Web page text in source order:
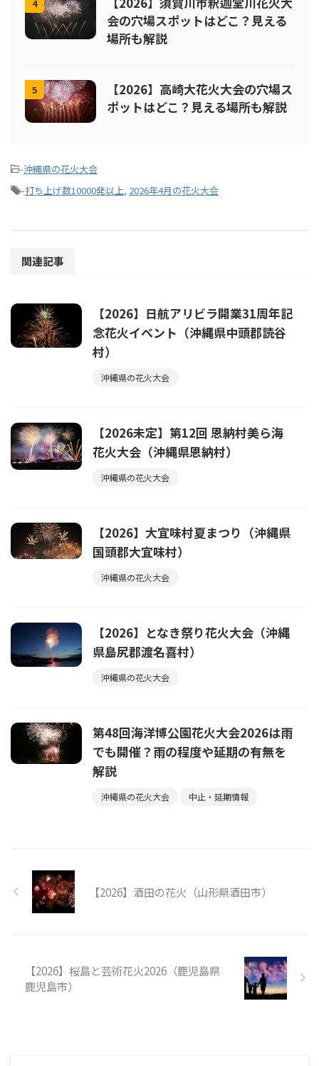
4
会の穴場スポットはどこ？見える
場所も解説
5
【2026】高崎大花火大会の穴場ス
ポットはどこ？見える場所も解説
-沖縄県の花火大会
-打ち上げ数10000発以上, 2026年4月の花火大会
関連記事
【2026】日航アリビラ開業31周年記
念花火イベント（沖縄県中頭郡読谷
村）
沖縄県の花火大会
【2026未定】第12回 恩納村美ら海
花火大会（沖縄県恩納村）
沖縄県の花火大会
【2026】大宜味村夏まつり（沖縄県
国頭郡大宜味村）
沖縄県の花火大会
【2026】となき祭り花火大会（沖縄
県島尻郡渡名喜村）
沖縄県の花火大会
第48回海洋博公園花火大会2026は雨
でも開催？雨の程度や延期の有無を
解説
沖縄県の花火大会 中止・延期情報
【2026】酒田の花火（山形県酒田市）
【2026】桜島と芸術花火2026（鹿児島県
鹿児島市）